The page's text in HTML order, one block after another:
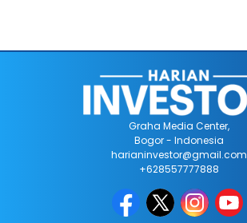
Graha Media Center,
Bogor - Indonesia
harianinvestor@gmail.com
+628557777888